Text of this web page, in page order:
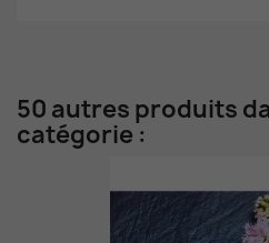
50 autres produits
catégorie :